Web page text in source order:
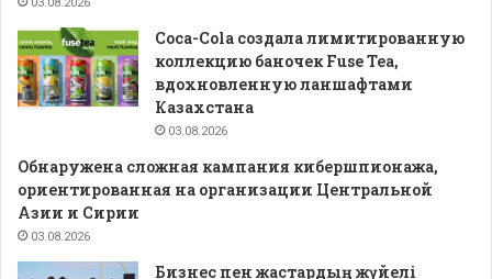
Coca-Cola создала лимитированную
коллекцию баночек Fuse Tea,
вдохновленную ланшафтами
Казахстана
03.08.2026
Обнаружена сложная кампания кибершпионажа,
ориентированная на организации Центральной
Азии и Сирии
03.08.2026
Бизнес пен жастардың жүйелі